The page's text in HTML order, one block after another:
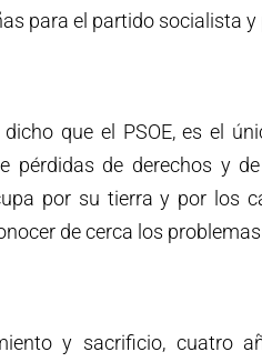
para el partido socialista y
que el PSOE, es el
pérdidas de derechos y
por su tierra y por los
de cerca los
y sacrificio, cuatro